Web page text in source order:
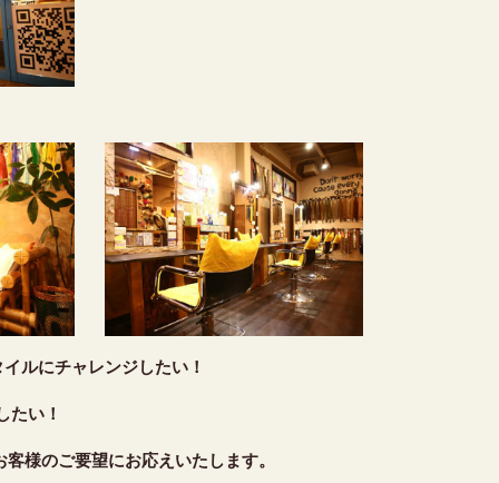
ルにチャレンジしたい！
たい！
様のご要望にお応えいたします。